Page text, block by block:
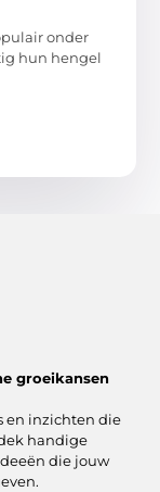
onder
hun hengel
groeikansen
en inzichten die
handige
die jouw